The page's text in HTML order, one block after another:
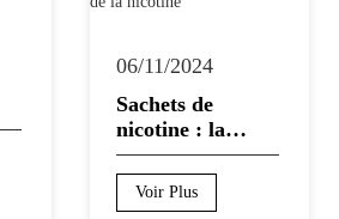
06/11/2024
Sachets de
nicotine : la
façon moderne
et pratique de
profiter de la
Voir Plus
24/04/2024
Allumez votre
voyage avec les
cigarettes